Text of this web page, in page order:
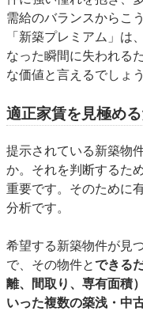
需給のバランスからこ
「新築プレミアム」は
なった瞬間に失われる
な価値と言えるでしょう
適正家賃を見極め
提示されている新築物
か。それを判断するため
重要です。そのために
分析です。
希望する新築物件が見
で、その物件とできる
離、間取り、専有面積
いった複数の築浅・中